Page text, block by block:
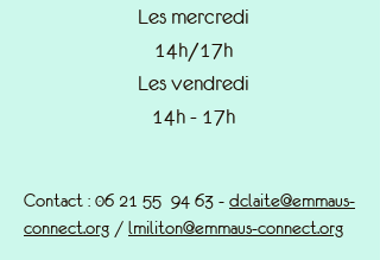
Les mercredi
14h/17h
Les vendredi
14h - 17h
Contact : 06 21 55 94 63 - dclaite@emmaus-
connect.org / lmiliton@emmaus-connect.org